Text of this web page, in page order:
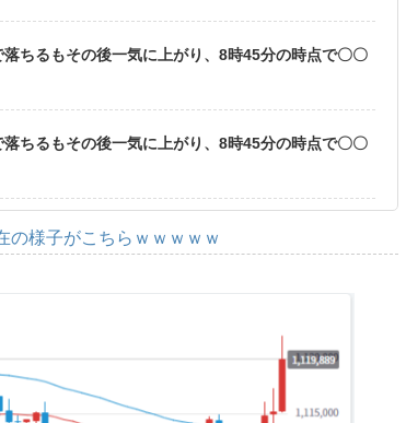
落ちるもその後一気に上がり、8時45分の時点で〇〇
落ちるもその後一気に上がり、8時45分の時点で〇〇
の様子がこちらｗｗｗｗｗ